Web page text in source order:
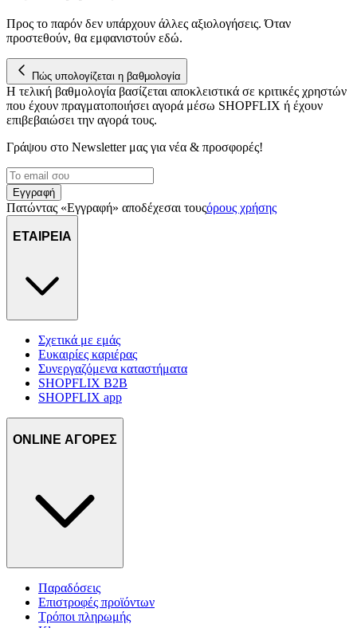
Προς το παρόν δεν υπάρχουν άλλες αξιολογήσεις. Όταν
προστεθούν, θα εμφανιστούν εδώ.
Πώς υπολογίζεται η βαθμολογία
Η τελική βαθμολογία βασίζεται αποκλειστικά σε κριτικές χρηστών
που έχουν πραγματοποιήσει αγορά μέσω SHOPFLIX ή έχουν
επιβεβαιώσει την αγορά τους.
Γράψου στο Νewsletter μας για νέα & προσφορές!
Εγγραφή
Πατώντας «Εγγραφή» αποδέχεσαι τουςόρους χρήσης
ΕΤΑΙΡΕΙΑ
Σχετικά με εμάς
Ευκαιρίες καριέρας
Συνεργαζόμενα καταστήματα
SHOPFLIX B2B
SHOPFLIX app
ONLINE ΑΓΟΡΕΣ
Παραδόσεις
Επιστροφές προϊόντων
Τρόποι πληρωμής